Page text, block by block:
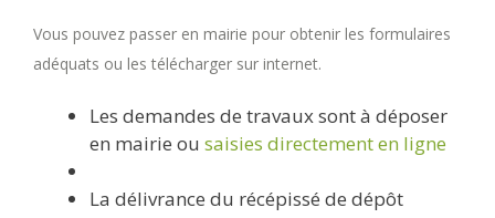
Vous pouvez passer en mairie pour obtenir les formulaires
adéquats ou les télécharger sur internet.
Les demandes de travaux sont à déposer
en mairie ou saisies directement en ligne
La délivrance du récépissé de dépôt